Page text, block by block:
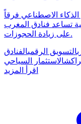
الاصطناعي فرقاً
تساعد فنادق المغرب
على زيادة الحجوزات.
التسويق الرقميالفنادق
الاستثمار السياحي
اقرأ المزيد